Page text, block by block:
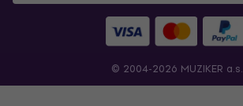
© 2004-2026 MUZIKER a.s.